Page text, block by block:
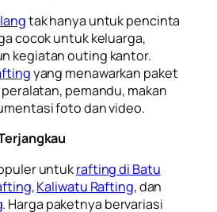
tak hanya untuk pencinta
cocok untuk keluarga,
kegiatan outing kantor.
yang menawarkan paket
pemandu, makan
foto dan video.
untukrafting di Batu
,Kaliwatu Rafting, dan
. Harga paketnya bervariasi